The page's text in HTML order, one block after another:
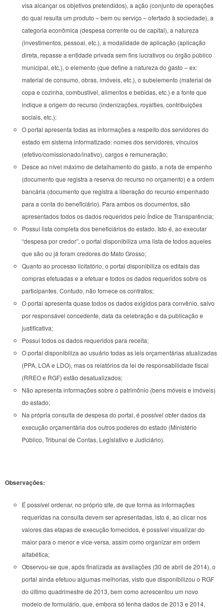
visa alcançar os objetivos pretendidos), a ação (conjunto de operações
do qual resulta um produto – bem ou serviço – ofertado à sociedade), a
categoria econômica (despesa corrente ou de capital), a natureza
(investimentos, pessoal, etc.), a modalidade de aplicação (aplicação
direta, repasse a entidade privada sem fins lucrativos ou órgão público
municipal, etc.), o elemento (que define a natureza do gasto – ex:
material de consumo, obras, imóveis, etc.), o subelemento (material de
copa e cozinha, combustível, alimentos e bebidas, etc.) e a fonte que
indique a origem do recurso (indenizações, royalties, contribuições
sociais, etc.);
O portal apresenta todas as informações a respeito dos servidores do
estado em sistema informatizado: nomes dos servidores, vínculos
(efetivo/comissionado/inativo), cargos e remuneração;
Desce ao nível máximo de detalhamento do gasto, a nota de empenho
(documento que registra a reserva do recurso no orçamento) e a ordem
bancária (documento que registra a liberação do recurso empenhado
para a conta do beneficiário). Para ambos os documentos, são
apresentados todos os dados requeridos pelo Índice de Transparência;
Possui lista completa dos beneficiários do estado. Isto é, ao executar
“despesa por credor”, o portal disponibiliza uma lista de todos aqueles
que são ou já foram credores do Mato Grosso;
Quanto ao processo licitatório, o portal disponibiliza os editais das
compras efetuadas e a efetuar e todos os dados requeridos sobre os
participantes. Contudo, não fornece os contratos;
O portal apresenta quase todos os dados exigidos para convênio, salvo
por responsável concedente, data da celebração e da publicação e
justificativa;
Possui todos os dados requeridos para receita;
O portal disponibiliza ao usuário todas as leis orçamentárias atualizadas
(PPA, LOA e LDO), mas os relatórios da lei de responsabilidade fiscal
(RREO e RGF) estão desatualizados;
Não apresenta informações sobre o patrimônio (bens móveis e imóveis)
do estado;
Na própria consulta de despesa do portal, é possível obter dados da
execução orçamentária dos outros poderes do estado (Ministério
Público, Tribunal de Contas, Legislativo e Judiciário).
Observações:
É possível ordenar, no próprio site, de que forma as informações
requeridas na consulta devem ser apresentadas, isto é, ao clicar nos
valores das etapas de execução fornecidos, é possível visualizar do
maior para o menor e vice-versa, assim como organizar em ordem
alfabética;
Observou-se que, após finalizada as avaliações (30 de abril de 2014), o
portal ainda efetuou algumas melhorias, visto que disponibilizou o RGF
do último quadrimestre de 2013, bem como acrescentou um novo
modelo de formulário, que, embora só tenha dados de 2013 e 2014,